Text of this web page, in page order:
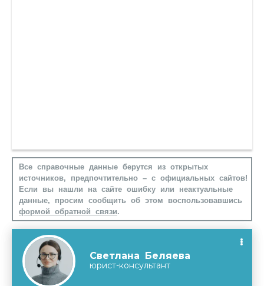
Все справочные данные берутся из открытых
источников, предпочтительно – с официальных сайтов!
Если вы нашли на сайте ошибку или неактуальные
данные, просим сообщить об этом воспользовавшись
формой обратной связи.